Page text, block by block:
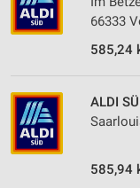
66333
585,24
ALDI
585,94